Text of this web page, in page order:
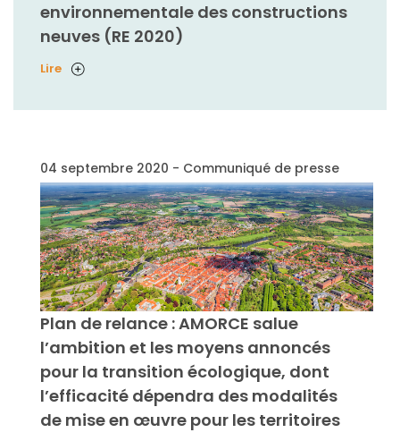
environnementale des constructions
neuves (RE 2020)
Lire
04 septembre 2020 - Communiqué de presse
Plan de relance : AMORCE salue
l’ambition et les moyens annoncés
pour la transition écologique, dont
l’efficacité dépendra des modalités
de mise en œuvre pour les territoires